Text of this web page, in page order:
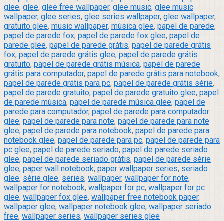
glee, glee, glee free wallpaper, glee music, glee music
wallpaper, glee series, glee series wallpaper, glee wallpaper,
gratuito glee, music wallpaper, música glee, papel de parede,
papel de parede fox, papel de parede fox glee, papel de
parede glee, papel de parede grátis, papel de parede grátis
fox, papel de parede grátis glee, papel de parede grátis
gratuito, papel de parede grátis música, papel de parede
grátis para computador, papel de parede grátis para notebook,
papel de parede grátis para pc, papel de parede grátis série,
papel de parede gratuito, papel de parede gratuito glee, papel
de parede música, papel de parede música glee, papel de
parede para computador, papel de parede para computador
glee, papel de parede para note, papel de parede para note
glee, papel de parede para notebook, papel de parede para
notebook glee, papel de parede para pc, papel de parede para
pc glee, papel de parede seriado, papel de parede seriado
glee, papel de parede seriado grátis, papel de parede série
glee, paper wall notebook, paper wallpaper series, seriado
glee, série glee, series, wallpaper, wallpaper for note,
wallpaper for notebook, wallpaper for pc, wallpaper for pc
glee, wallpaper fox glee, wallpaper free notebook paper,
wallpaper glee, wallpaper notebook glee, wallpaper seriado
free, wallpaper series, wallpaper series glee